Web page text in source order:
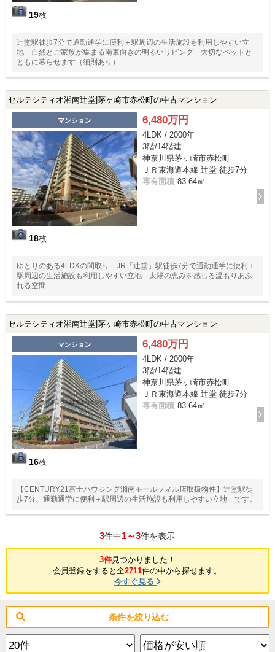
19枚
辻堂駅徒歩7分で通勤通学に便利＋駅周辺の生活施設も利用しやすい立
地 自然とご家族が集まる南東向きの明るいリビング 大切なペットと
ともに暮らせます（細則あり）
セルテシティオ湘南辻堂|茅ヶ崎市赤松町の中古マンション
マンション
18枚
6,480万円
4LDK / 2000年
3階/14階建
神奈川県茅ヶ崎市赤松町
ＪＲ東海道本線 辻堂 徒歩7分
専有面積 83.64㎡
ゆとりのある4LDKの間取り JR「辻堂」駅徒歩7分で通勤通学に便利＋
駅周辺の生活施設も利用しやすい立地 太陽の恵みを感じる温もりあふ
れる空間
セルテシティオ湘南辻堂|茅ヶ崎市赤松町の中古マンション
マンション
16枚
6,480万円
4LDK / 2000年
3階/14階建
神奈川県茅ヶ崎市赤松町
ＪＲ東海道本線 辻堂 徒歩7分
専有面積 83.64㎡
【CENTURY21富士ハウジング湘南モールフィル店取扱物件】辻堂駅徒
歩7分、通勤通学に便利＋駅周辺の生活施設も利用しやすい立地 です。
3件中1～3件を表示
3件見つかりました！
会員登録をすると全2711件の中から探せます。
今すぐ見る
条件を絞り込む